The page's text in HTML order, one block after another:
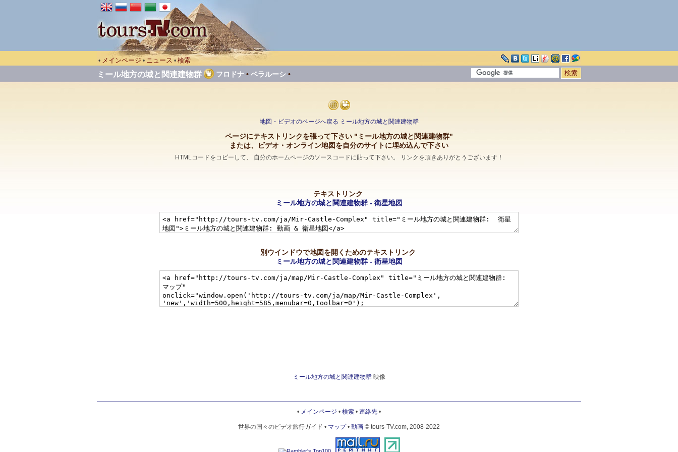
• メインページ • ニュース • 検索
ミール地方の城と関連建物群 フロドナ • ベラルーシ •
地図・ビデオのページへ戻る ミール地方の城と関連建物群
ページにテキストリンクを張って下さい "ミール地方の城と関連建物群"
または、ビデオ・オンライン地図を自分のサイトに埋め込んで下さい
HTMLコードをコピーして、 自分のホームページのソースコードに貼って下さい。 リンクを頂きありがとうございます！
テキストリンク
ミール地方の城と関連建物群 - 衛星地図
別ウインドウで地図を開くためのテキストリンク
ミール地方の城と関連建物群 - 衛星地図
ミール地方の城と関連建物群映像
• メインページ • 検索 • 連絡先 •
世界の国々のビデオ旅行ガイド • マップ• 動画 © tours-TV.com, 2008-2022